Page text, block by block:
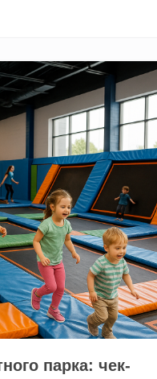
парка: чек-